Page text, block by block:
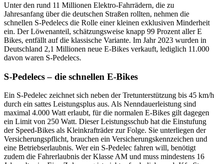
Unter den rund 11 Millionen Elektro-Fahrrädern, die zu
Jahresanfang über die deutschen Straßen rollten, nehmen die
schnellen S-Pedelecs die Rolle einer kleinen exklusiven Minderheit
ein. Der Löwenanteil, schätzungsweise knapp 99 Prozent aller E
Bikes, entfällt auf die klassische Variante. Im Jahr 2023 wurden in
Deutschland 2,1 Millionen neue E-Bikes verkauft, lediglich 11.000
davon waren S-Pedelecs.
S-Pedelecs – die schnellen E-Bikes
Ein S-Pedelec zeichnet sich neben der Tretunterstützung bis 45 km/h
durch ein sattes Leistungsplus aus. Als Nenndauerleistung sind
maximal 4.000 Watt erlaubt, für die normalen E-Bikes gilt dagegen
ein Limit von 250 Watt. Dieser Leistungsschub hat die Einstufung
der Speed-Bikes als Kleinkrafträder zur Folge. Sie unterliegen der
Versicherungspflicht, brauchen ein Versicherungskennzeichen und
eine Betriebserlaubnis. Wer ein S-Pedelec fahren will, benötigt
zudem die Fahrerlaubnis der Klasse AM und muss mindestens 16